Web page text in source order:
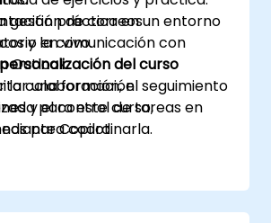
gestión de correos
y la comunicación con
Outlook.
la colaboración, el seguimiento
y el control de tareas en
Copilot.
práctica en un entorno
en vivo.
del curso
una formación
para este curso,
para coordinarla.